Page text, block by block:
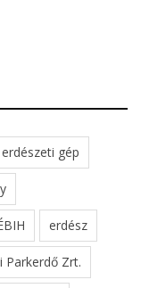
erdészeti gép
erdész
Parkerdő Zrt.